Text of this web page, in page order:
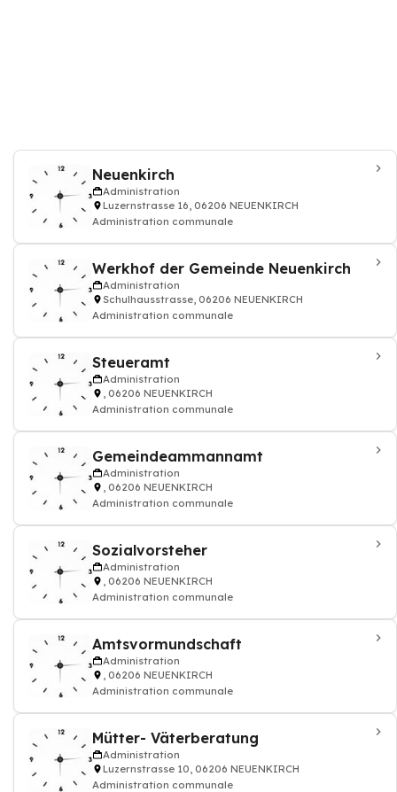
Neuenkirch
Administration
Luzernstrasse 16, 06206 NEUENKIRCH
Administration communale
Werkhof der Gemeinde Neuenkirch
Administration
Schulhausstrasse, 06206 NEUENKIRCH
Administration communale
Steueramt
Administration
, 06206 NEUENKIRCH
Administration communale
Gemeindeammannamt
Administration
, 06206 NEUENKIRCH
Administration communale
Sozialvorsteher
Administration
, 06206 NEUENKIRCH
Administration communale
Amtsvormundschaft
Administration
, 06206 NEUENKIRCH
Administration communale
Mütter- Väterberatung
Administration
Luzernstrasse 10, 06206 NEUENKIRCH
Administration communale